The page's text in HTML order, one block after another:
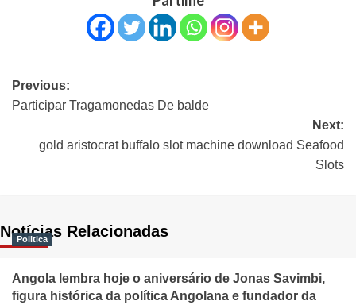
Previous:
Participar Tragamonedas De balde
Next:
‎‎gold aristocrat buffalo slot machine download Seafood
Slots
Notícias Relacionadas
Politica
Angola lembra hoje o aniversário de Jonas Savimbi,
figura histórica da política Angolana e fundador da